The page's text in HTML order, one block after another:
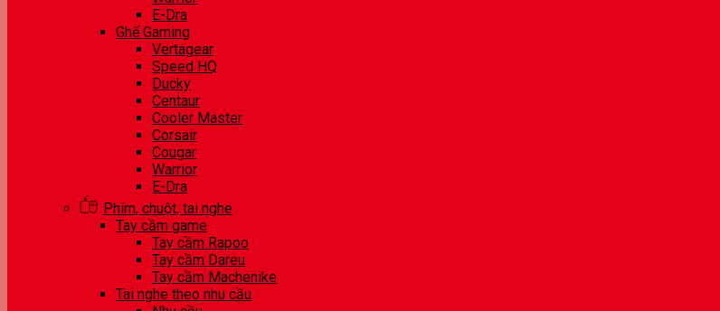
E-Dra
Ghế Gaming
Vertagear
Speed HQ
Ducky
Centaur
Cooler Master
Corsair
Cougar
Warrior
E-Dra
Phím, chuột, tai nghe
Tay cầm game
Tay cầm Rapoo
Tay cầm Dareu
Tay cầm Machenike
Tai nghe theo nhu cầu